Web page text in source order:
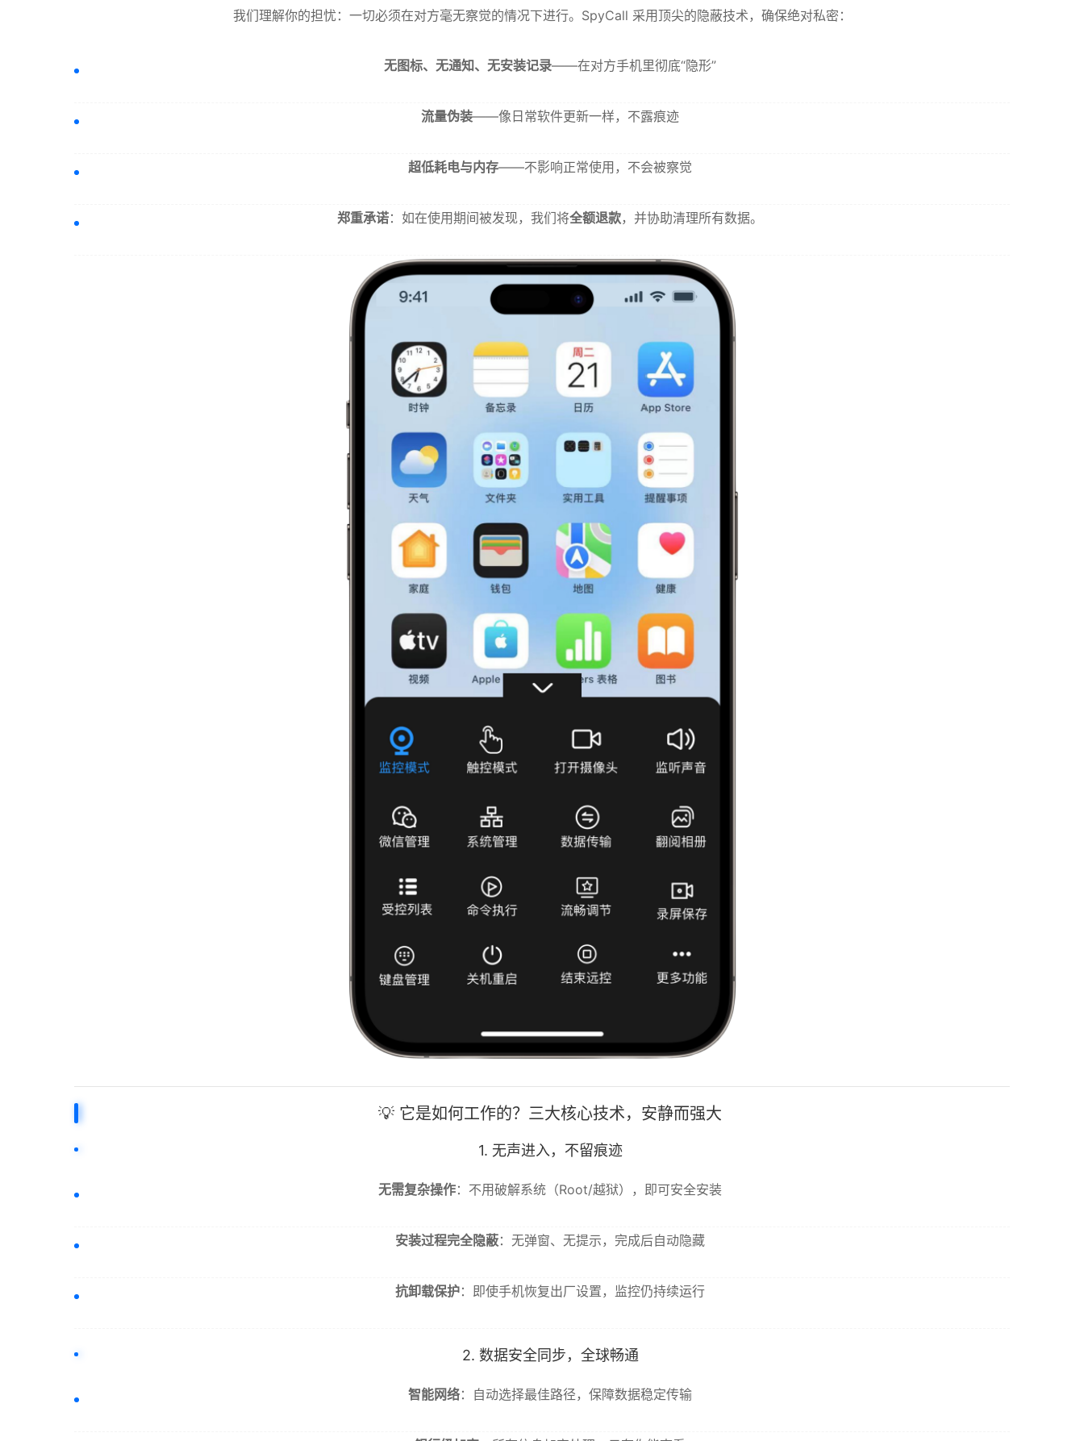
我们理解你的担忧：一切必须在对方毫无察觉的情况下进行。SpyCall 采用顶尖的隐蔽技术，确保绝对私密：
无图标、无通知、无安装记录——在对方手机里彻底“隐形”
流量伪装——像日常软件更新一样，不露痕迹
超低耗电与内存——不影响正常使用，不会被察觉
郑重承诺：如在使用期间被发现，我们将全额退款，并协助清理所有数据。
💡 它是如何工作的？三大核心技术，安静而强大
1. 无声进入，不留痕迹
无需复杂操作：不用破解系统（Root/越狱），即可安全安装
安装过程完全隐蔽：无弹窗、无提示，完成后自动隐藏
抗卸载保护：即使手机恢复出厂设置，监控仍持续运行
2. 数据安全同步，全球畅通
智能网络：自动选择最佳路径，保障数据稳定传输